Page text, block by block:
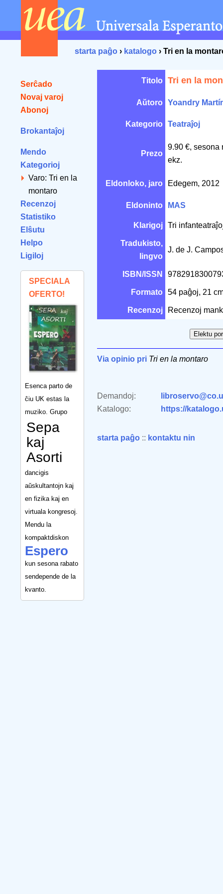
starta paĝo › katalogo › Tri en la
Serĉado
Novaj varoj
Abonoj
Brokantaĵoj
Mendo
Kategorioj
Varo: Tri en la
montaro
Recenzoj
Statistiko
Elŝutu
Helpo
Ligiloj
SPECIALA
OFERTO!
Esenca parto de
ĉiu UK estas la
muziko. Grupo
Sepa
kaj
Asorti
dancigis
aŭskultantojn kaj
en fizika kaj en
virtuala kongresoj.
Mendu la
kompaktdiskon
Espero
kun sesona rabato
sendepende de la
kvanto.
Titolo Tri en la
Aŭtoro Yoandry
Kategorio Teatraĵoj
Prezo
9.90 €, sesona
ekz.
Eldonloko, jaro Edegem, 2012
Eldoninto MAS
Klarigoj Tri
Tradukisto,
lingvo
J. de J.
ISBN/ISSN
Formato 54 paĝoj, 21
Recenzoj Recenzoj
Via opinio pri Tri en la montaro
Demandoj:
Katalogo:
https://
starta paĝo :: kontaktu nin